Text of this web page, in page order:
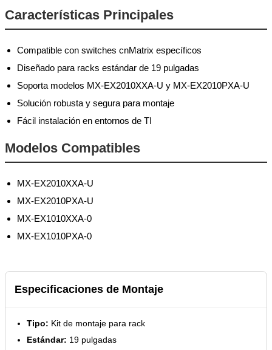
Características Principales
Compatible con switches cnMatrix específicos
Diseñado para racks estándar de 19 pulgadas
Soporta modelos MX-EX2010XXA-U y MX-EX2010PXA-U
Solución robusta y segura para montaje
Fácil instalación en entornos de TI
Modelos Compatibles
MX-EX2010XXA-U
MX-EX2010PXA-U
MX-EX1010XXA-0
MX-EX1010PXA-0
Especificaciones de Montaje
Tipo: Kit de montaje para rack
Estándar: 19 pulgadas